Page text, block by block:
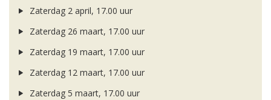
Zaterdag 2 april, 17.00 uur
Zaterdag 26 maart, 17.00 uur
Zaterdag 19 maart, 17.00 uur
Zaterdag 12 maart, 17.00 uur
Zaterdag 5 maart, 17.00 uur